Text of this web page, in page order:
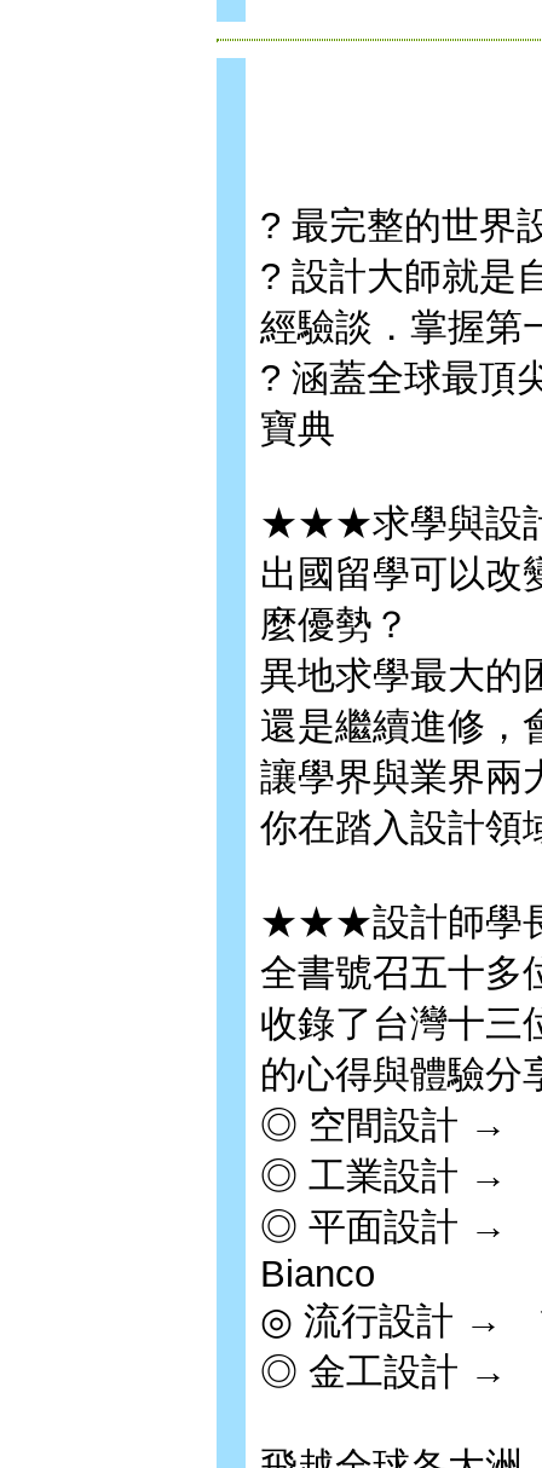
? 最完整的世界
? 設計大師就是
經驗談．掌握第
? 涵蓋全球最頂
寶典
★★★求學與設
出國留學可以改
麼優勢？
異地求學最大的
還是繼續進修，
讓學界與業界兩
你在踏入設計領
★★★設計師學
全書號召五十多
收錄了台灣十三
的心得與體驗分
◎ 空間設計 →
◎ 工業設計 →
◎ 平面設計 →
Bianco
◎ 流行設計 →
◎ 金工設計 →